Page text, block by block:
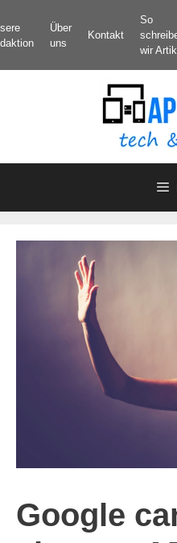
Inhalt
springen
Über
uns
Kontakt
So
wir
Google